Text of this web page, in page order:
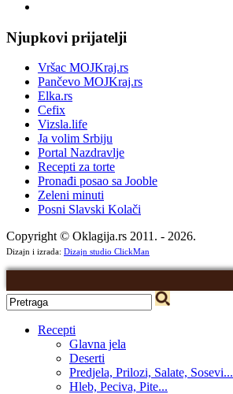
Njupkovi prijatelji
Vršac MOJKraj.rs
Pančevo MOJKraj.rs
Elka.rs
Cefix
Vizsla.life
Ja volim Srbiju
Portal Nazdravlje
Recepti za torte
Pronađi posao sa Jooble
Zeleni minuti
Posni Slavski Kolači
Copyright © Oklagija.rs 2011. - 2026.
Dizajn i izrada: Dizajn studio ClickMan
Recepti
Glavna jela
Deserti
Predjela, Prilozi, Salate, Sosevi...
Hleb, Peciva, Pite...